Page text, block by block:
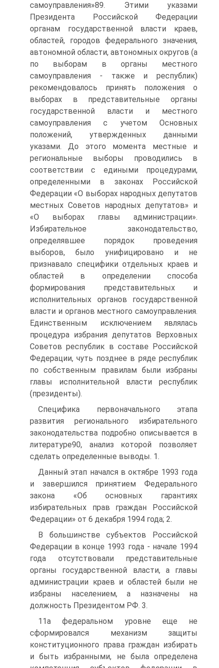
самоуправления»89. Этими указами
Президента Российской Федерации
органам государственной власти краев,
областей, городов федерального значения,
автономной области, автономных округов (а
по выборам в органы местного
самоуправления - также и республик)
рекомендовалось принять положения о
выборах в представительные органы
государственной власти и местного
самоуправления с учетом Основных
положений, утвержденных данными
указами. До этого момента местные и
региональные выборы проводились в
соответствии с едиными процедурами,
определенными в законах Российской
Федерации «О выборах народных депутатов
местных Советов народных депутатов» и
«О выборах главы администрации».
Избирательное законодательство,
определявшее порядок проведения
выборов, было унифицировано и не
признавало специфики отдельных краев и
областей в определении способа
формирования представительных и
исполнительных органов государственной
власти и органов местного самоуправления.
Единственным исключением являлась
процедура избрания депутатов Верховных
Советов республик в составе Российской
Федерации, чуть позднее в ряде республик
по собственным правилам были избраны
главы исполнительной власти республик
(президенты).
Специфика первоначального этапа
развития регионального избирательного
законодательства подробно описывается в
литературе90, анализ которой позволяет
сделать определенные выводы. 1.
Данный этап начался в октябре 1993 года
и завершился принятием Федерального
закона «Об основных гарантиях
избирательных прав граждан Российской
Федерации» от 6 декабря 1994 года; 2.
В большинстве субъектов Российской
Федерации в конце 1993 года - начале 1994
года отсутствовали представительные
органы государственной власти, а главы
администрации краев и областей были не
избраны населением, а назначены на
должность Президентом РФ. 3.
11а федеральном уровне еще не
сформировался механизм защиты
конституционного права граждан избирать
и быть избранными, не была определена